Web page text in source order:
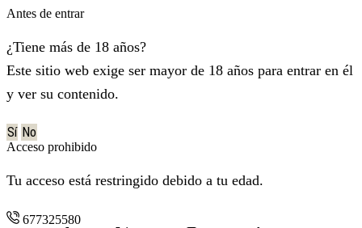
Antes de entrar
¿Tiene más de 18 años?
Este sitio web exige ser mayor de 18 años para entrar en él
y ver su contenido.
Sí No
Acceso prohibido
Tu acceso está restringido debido a tu edad.
677325580